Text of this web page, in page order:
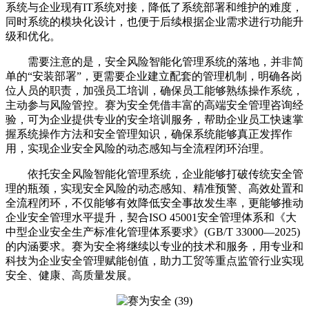
系统与企业现有IT系统对接，降低了系统部署和维护的难度，
同时系统的模块化设计，也便于后续根据企业需求进行功能升
级和优化。
需要注意的是，安全风险智能化管理系统的落地，并非简
单的“安装部署”，更需要企业建立配套的管理机制，明确各岗
位人员的职责，加强员工培训，确保员工能够熟练操作系统，
主动参与风险管控。赛为安全凭借丰富的高端安全管理咨询经
验，可为企业提供专业的安全培训服务，帮助企业员工快速掌
握系统操作方法和安全管理知识，确保系统能够真正发挥作
用，实现企业安全风险的动态感知与全流程闭环治理。
依托安全风险智能化管理系统，企业能够打破传统安全管
理的瓶颈，实现安全风险的动态感知、精准预警、高效处置和
全流程闭环，不仅能够有效降低安全事故发生率，更能够推动
企业安全管理水平提升，契合ISO 45001安全管理体系和《大
中型企业安全生产标准化管理体系要求》(GB/T 33000—2025)
的内涵要求。赛为安全将继续以专业的技术和服务，用专业和
科技为企业安全管理赋能创值，助力工贸等重点监管行业实现
安全、健康、高质量发展。